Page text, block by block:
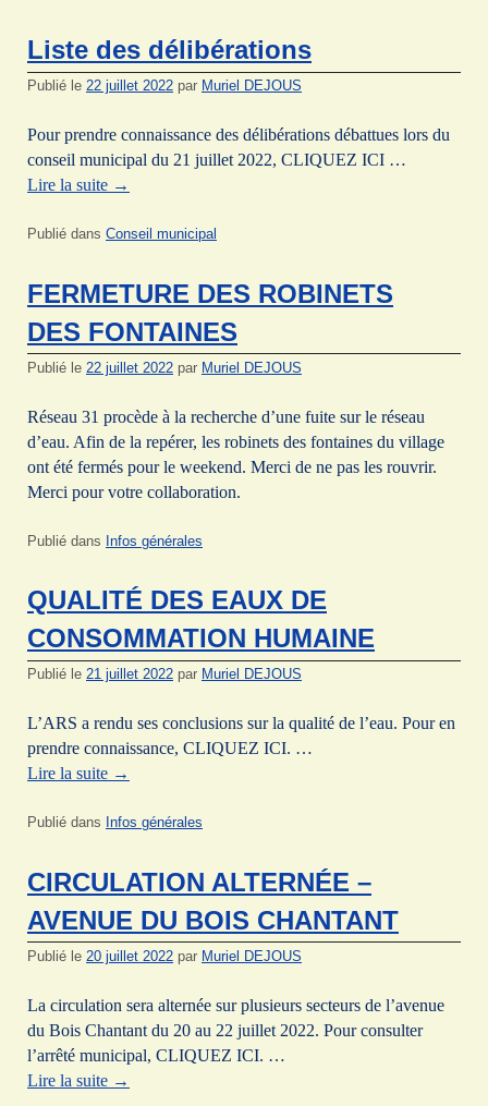
Liste des délibérations
Publié le 22 juillet 2022 par Muriel DEJOUS
Pour prendre connaissance des délibérations débattues lors du
conseil municipal du 21 juillet 2022, CLIQUEZ ICI …
Lire la suite →
Publié dans Conseil municipal
FERMETURE DES ROBINETS
DES FONTAINES
Publié le 22 juillet 2022 par Muriel DEJOUS
Réseau 31 procède à la recherche d’une fuite sur le réseau
d’eau. Afin de la repérer, les robinets des fontaines du village
ont été fermés pour le weekend. Merci de ne pas les rouvrir.
Merci pour votre collaboration.
Publié dans Infos générales
QUALITÉ DES EAUX DE
CONSOMMATION HUMAINE
Publié le 21 juillet 2022 par Muriel DEJOUS
L’ARS a rendu ses conclusions sur la qualité de l’eau. Pour en
prendre connaissance, CLIQUEZ ICI. …
Lire la suite →
Publié dans Infos générales
CIRCULATION ALTERNÉE –
AVENUE DU BOIS CHANTANT
Publié le 20 juillet 2022 par Muriel DEJOUS
La circulation sera alternée sur plusieurs secteurs de l’avenue
du Bois Chantant du 20 au 22 juillet 2022. Pour consulter
l’arrêté municipal, CLIQUEZ ICI. …
Lire la suite →